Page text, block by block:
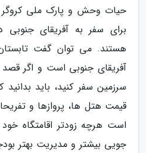
حیات وحش و پارک ملی
برای سفر به آفریقای
هستند. می توان گفت
آفریقای جنوبی است و اگر
سرزمین سفر کنید، باید
قیمت هتل ها، پروازها و
است هرچه زودتر اقامتگاه خود
جویی بیشتر و مدیریت بهتر